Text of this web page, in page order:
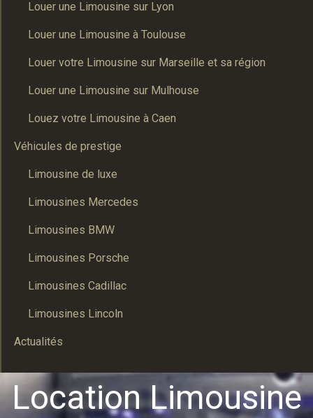
Louer une Limousine sur Lyon
Louer une Limousine à Toulouse
Louer votre Limousine sur Marseille et sa région
Louer une Limousine sur Mulhouse
Louez votre Limousine à Caen
Véhicules de prestige
Limousine de luxe
Limousines Mercedes
Limousines BMW
Limousines Porsche
Limousines Cadillac
Limousines Lincoln
Actualités
Location Limousine